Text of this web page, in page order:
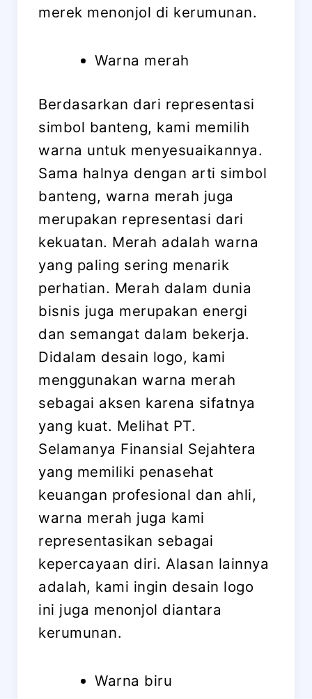
merek menonjol di kerumunan.
Warna merah
Berdasarkan dari representasi
simbol banteng, kami memilih
warna untuk menyesuaikannya.
Sama halnya dengan arti simbol
banteng, warna merah juga
merupakan representasi dari
kekuatan. Merah adalah warna
yang paling sering menarik
perhatian. Merah dalam dunia
bisnis juga merupakan energi
dan semangat dalam bekerja.
Didalam desain logo, kami
menggunakan warna merah
sebagai aksen karena sifatnya
yang kuat. Melihat PT.
Selamanya Finansial Sejahtera
yang memiliki penasehat
keuangan profesional dan ahli,
warna merah juga kami
representasikan sebagai
kepercayaan diri. Alasan lainnya
adalah, kami ingin desain logo
ini juga menonjol diantara
kerumunan.
Warna biru